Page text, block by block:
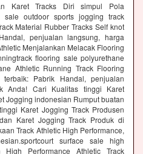
Karet Tracks Diri simpul Pola
sale outdoor sports jogging track
Material Rubber Tracks Self knot
penjualan langsung, harga
Menjalankan Melacak Flooring
flooring sale polyurethane
Athletic Running Track Flooring
Pabrik Handal, penjualan
Anda! Cari Kualitas tinggi Karet
Jogging indonesian Rumput buatan
Karet Jogging Track Produsen
Karet Jogging Track Produk di
Track Athletic High Performance,
surface sale high
Performance Athletic Track